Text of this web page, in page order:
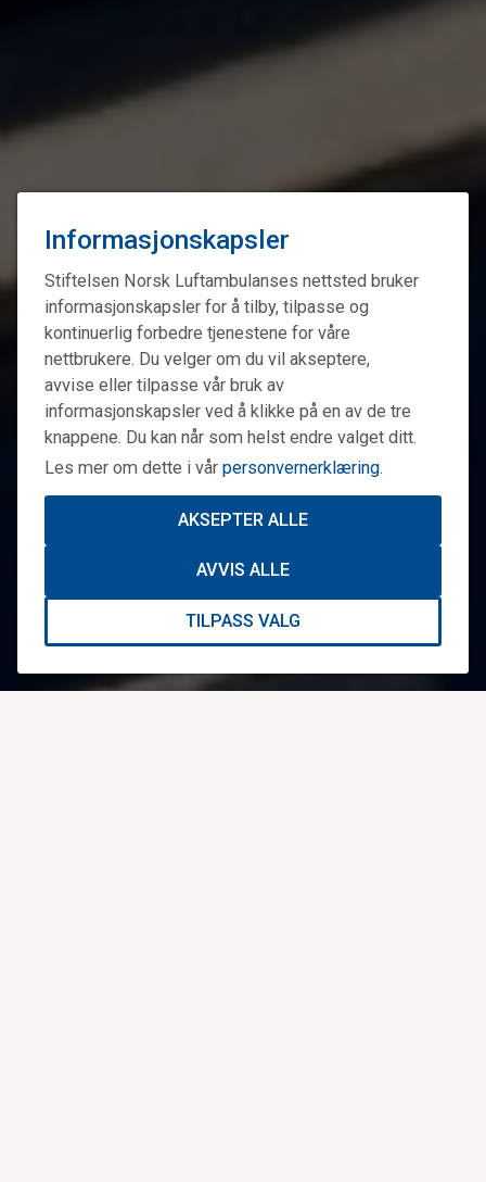
Informasjonskapsler
Stiftelsen Norsk Luftambulanses nettsted bruker
informasjonskapsler for å tilby, tilpasse og
kontinuerlig forbedre tjenestene for våre
nettbrukere. Du velger om du vil akseptere,
avvise eller tilpasse vår bruk av
informasjonskapsler ved å klikke på en av de tre
knappene. Du kan når som helst endre valget ditt.
Les mer om dette i vår personvernerklæring.
AKSEPTER ALLE
AVVIS ALLE
TILPASS VALG